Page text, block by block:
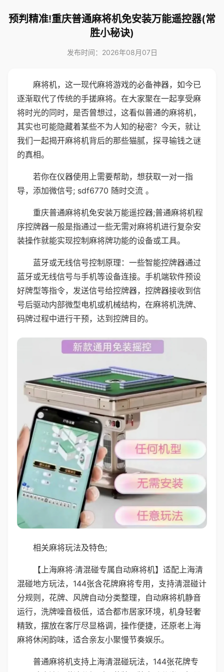
预判精准!重庆普通麻将机免安装万能遥控器(常
胜小秘诀)
发布时间：2026年08月07日
麻将机，这一现代麻将游戏的必备神器，如今已
逐渐取代了传统的手搓麻将。在大家聚在一起享受麻
将时光的同时，是否曾想过，这看似普通的麻将机，
其实也可能隐藏着某些不为人知的秘密？今天，就让
我们一起揭开麻将机背后的那些猫腻，探寻输钱之谜
的真相。
若你在仪器使用上需要帮助，想获取一对一指
导，添加微信号; sdf6770 随时交流 。
重庆普通麻将机免安装万能遥控器;普通麻将机程
序控牌器一般是指通过一些无需对麻将机进行复杂安
装操作就能实现控制麻将牌功能的设备或工具。
蓝牙或无线信号控制原理：一些智能控牌器通过
蓝牙或无线信号与手机等设备连接。手机端软件预设
好牌型等指令，发送信号给控牌器，控牌器接收到信
号后驱动内部微型电机或机械结构，在麻将机洗牌、
码牌过程中进行干预，达到控牌目的。
相关麻将玩法及特色;
【上海麻将·清混碰专属自动麻将机】适配上海清
混碰地方玩法，144张含花牌麻将专用，支持清混碰计
分规则，花牌、风牌自动分类整理，自动麻将机静音
运行，洗牌噪音极低，适合都市居家环境，机身轻奢
精致，摆放在客厅尽显格调，操作便捷，还原老上海
麻将休闲韵味，适合亲友小聚慢节奏娱乐。
普通麻将机支持上海清混碰玩法，144张花牌专